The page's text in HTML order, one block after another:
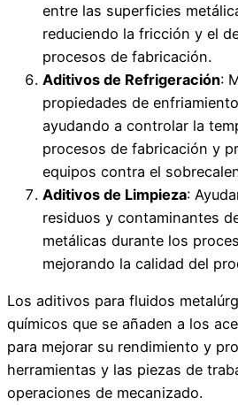
entre las superficies
reduciendo la fricción y el
procesos de fabricación.
Aditivos de Refrigeración:
propiedades de
ayudando a controlar la
procesos de fabricación y
equipos contra el
Aditivos de Limpieza:
residuos y contaminantes
metálicas durante los
mejorando la calidad del
Los aditivos para fluidos
químicos que se añaden a los
para mejorar su rendimiento y
herramientas y las piezas de
operaciones de mecanizado.